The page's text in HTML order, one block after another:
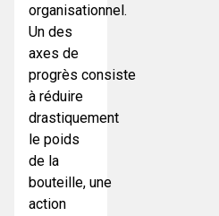
organisationnel.
Un des
axes de
progrès consiste
à réduire
drastiquement
le poids
de la
bouteille, une
action